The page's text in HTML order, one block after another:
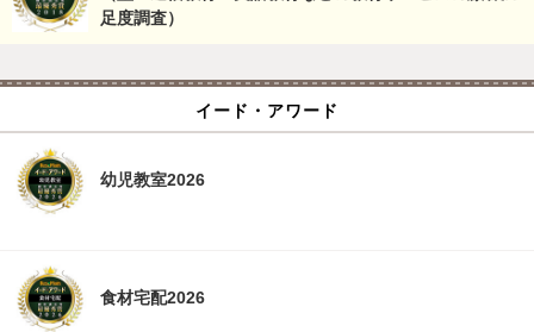
足度調査）
イード・アワード
幼児教室2026
食材宅配2026